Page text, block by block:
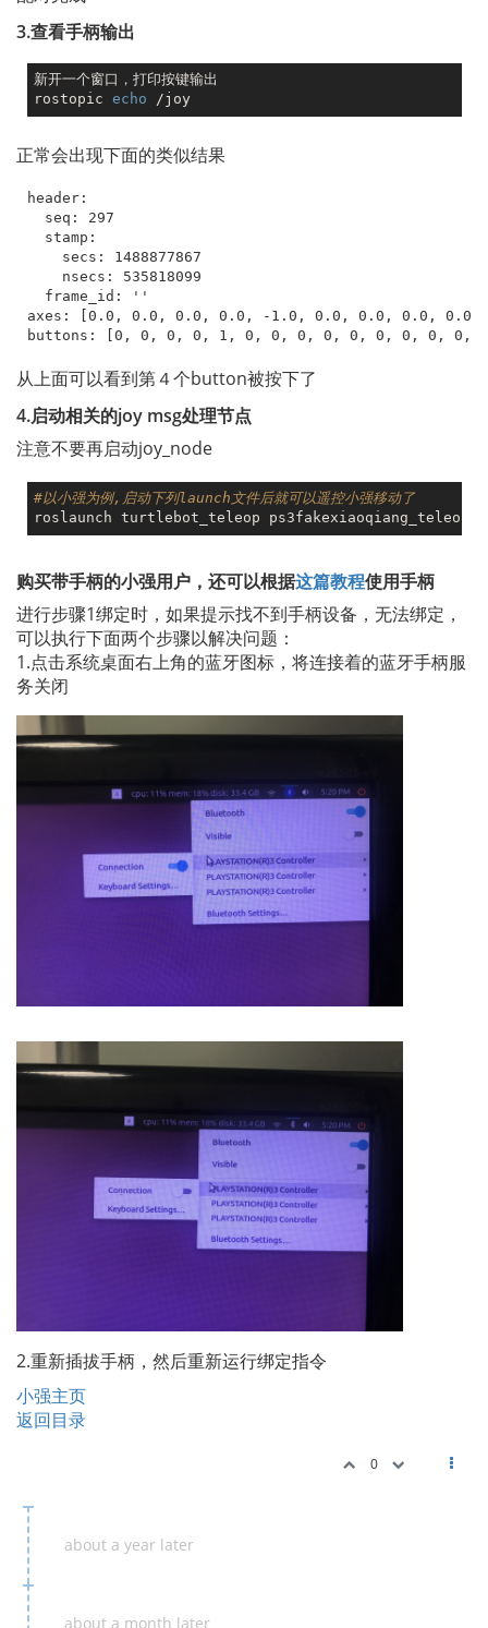
3.查看手柄输出
新开一个窗口，打印按键输出
rostopic echo
正常会出现下面的类似结果
header:
  seq: 297
  stamp:
    secs: 1488877867
    nsecs: 535818099
  frame_id: ''
axes: [0.0, 0.0, 0.0, 0.0, -1.0, 0.0, 0.0, 0.0, 0.0,
从上面可以看到第４个button被按下了
4.启动相关的joy msg处理节点
注意不要再启动joy_node
#以小强为例,启动下列launch文件后就可以遥控小强移动了
购买带手柄的小强用户，还可以根据这篇教程使用手柄
进行步骤1绑定时，如果提示找不到手柄设备，无法绑定，
可以执行下面两个步骤以解决问题：
1.点击系统桌面右上角的蓝牙图标，将连接着的蓝牙手柄服
务关闭
2.重新插拔手柄，然后重新运行绑定指令
小强主页
返回目录
0
about a year later
about a month later